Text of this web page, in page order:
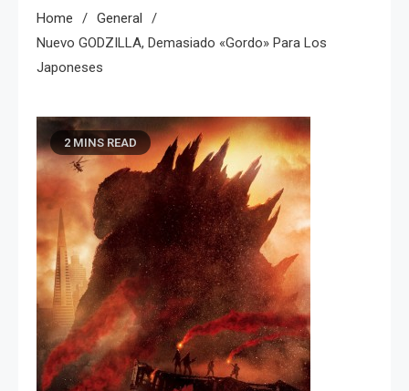
Home
General
Nuevo GODZILLA, Demasiado «gordo» Para Los
Japoneses
2 MINS READ